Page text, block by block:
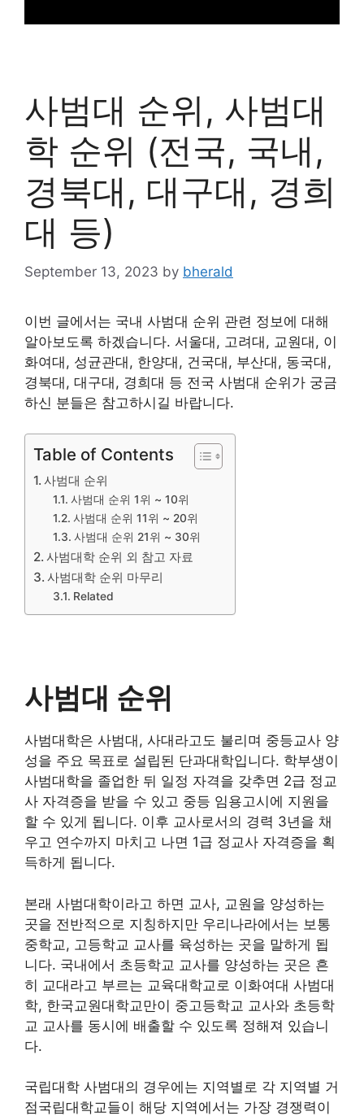
사범대 순위, 사범대
학 순위 (전국, 국내,
경북대, 대구대, 경희
대 등)
September 13, 2023 by bherald
이번 글에서는 국내 사범대 순위 관련 정보에 대해
알아보도록 하겠습니다. 서울대, 고려대, 교원대, 이
화여대, 성균관대, 한양대, 건국대, 부산대, 동국대,
경북대, 대구대, 경희대 등 전국 사범대 순위가 궁금
하신 분들은 참고하시길 바랍니다.
Table of Contents
사범대 순위
사범대 순위 1위 ~ 10위
사범대 순위 11위 ~ 20위
사범대 순위 21위 ~ 30위
사범대학 순위 외 참고 자료
사범대학 순위 마무리
Related
사범대 순위
사범대학은 사범대, 사대라고도 불리며 중등교사 양
성을 주요 목표로 설립된 단과대학입니다. 학부생이
사범대학을 졸업한 뒤 일정 자격을 갖추면 2급 정교
사 자격증을 받을 수 있고 중등 임용고시에 지원을
할 수 있게 됩니다. 이후 교사로서의 경력 3년을 채
우고 연수까지 마치고 나면 1급 정교사 자격증을 획
득하게 됩니다.
본래 사범대학이라고 하면 교사, 교원을 양성하는
곳을 전반적으로 지칭하지만 우리나라에서는 보통
중학교, 고등학교 교사를 육성하는 곳을 말하게 됩
니다. 국내에서 초등학교 교사를 양성하는 곳은 흔
히 교대라고 부르는 교육대학교로 이화여대 사범대
학, 한국교원대학교만이 중고등학교 교사와 초등학
교 교사를 동시에 배출할 수 있도록 정해져 있습니
다.
국립대학 사범대의 경우에는 지역별로 각 지역별 거
점국립대학교들이 해당 지역에서는 가장 경쟁력이